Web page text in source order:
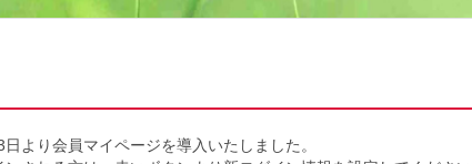
より会員マイページを導入いたしました。